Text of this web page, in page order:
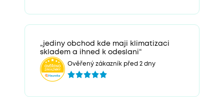
„jediny obchod kde maji klimatizaci
skladem a ihned k odeslani“
Ověřený zákazník před 2 dny